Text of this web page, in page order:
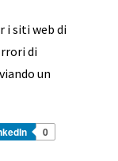
i siti web di
di
un
0